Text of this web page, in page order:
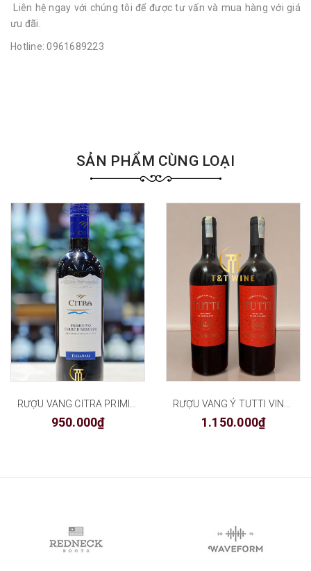
Liên hệ ngay với chúng tôi để được tư vấn và mua hàng với giá
ưu đãi.
Hotline: 0961689223
SẢN PHẨM CÙNG LOẠI
950.000₫ 1.150.000₫